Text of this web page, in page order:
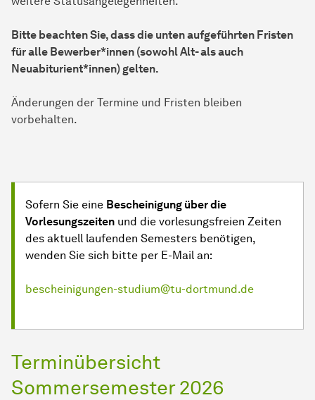
Bitte beachten Sie, dass die unten aufgeführten Fristen
für alle Bewerber*innen (sowohl Alt- als auch
Neuabiturient*innen) gelten.
Änderungen der Termine und Fristen bleiben
vorbehalten.
Sofern Sie eine Bescheinigung über die
Vorlesungszeiten und die vorlesungsfreien Zeiten
des aktuell laufenden Semesters benötigen,
wenden Sie sich bitte per E-Mail an:
bescheinigungen-studium@tu-dortmund.de
Terminübersicht
Sommersemester 2026